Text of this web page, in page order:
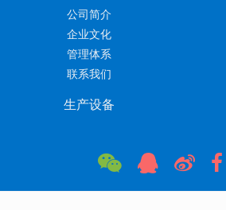
公司简介
企业文化
管理体系
联系我们
生产设备